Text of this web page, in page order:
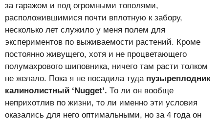
за гаражом и под огромными тополями,
расположившимися почти вплотную к забору,
несколько лет служило у меня полем для
экспериментов по выживаемости растений. Кроме
постоянно живущего, хотя и не процветающего
полумахрового шиповника, ничего там расти толком
не желало. Пока я не посадила туда пузыреплодник
калинолистный ‘Nugget’. То ли он вообще
неприхотлив по жизни, то ли именно эти условия
оказались для него оптимальными, но за 4 года он